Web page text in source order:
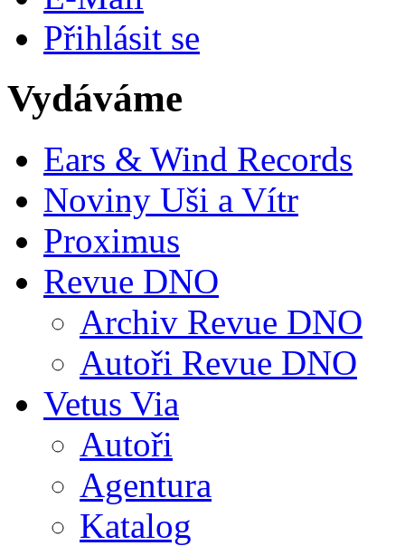
Přihlásit se
Vydáváme
Ears & Wind Records
Noviny Uši a Vítr
Proximus
Revue DNO
Archiv Revue DNO
Autoři Revue DNO
Vetus Via
Autoři
Agentura
Katalog